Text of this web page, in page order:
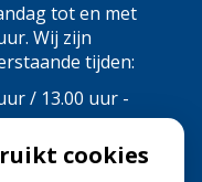
tot en met
Wij zijn
tijden:
/ 13.00 uur -
/ 13.00 uur -
cookies